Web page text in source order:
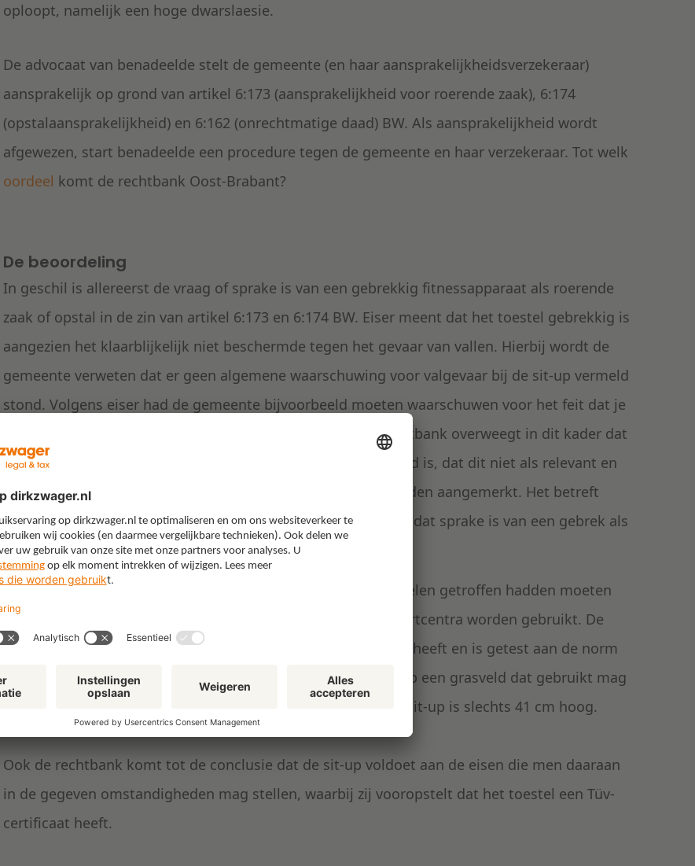
oploopt, namelijk een hoge dwarslaesie.
De advocaat van benadeelde stelt de gemeente (en haar aansprakelijkheidsverzekeraar)
aansprakelijk op grond van artikel 6:173 (aansprakelijkheid voor roerende zaak), 6:174
(opstalaansprakelijkheid) en 6:162 (onrechtmatige daad) BW. Als aansprakelijkheid wordt
afgewezen, start benadeelde een procedure tegen de gemeente en haar verzekeraar. Tot welk
oordeel komt de rechtbank Oost-Brabant?
De beoordeling
In geschil is allereerst de vraag of sprake is van een gebrekkig fitnessapparaat als roerende
zaak of opstal in de zin van artikel 6:173 en 6:174 BW. Eiser meent dat het toestel gebrekkig is
aangezien het klaarblijkelijk niet beschermde tegen het gevaar van vallen. Hierbij wordt de
gemeente verweten dat er geen algemene waarschuwing voor valgevaar bij de sit-up vermeld
stond. Volgens eiser had de gemeente bijvoorbeeld moeten waarschuwen voor het feit dat je
op het toestel makkelijk je evenwicht kunt verliezen. De rechtbank overweegt in dit kader dat
een dergelijke waarschuwing zo algemeen en vanzelfsprekend is, dat dit niet als relevant en
noodzakelijk voor het gebruik van het fitnesstoestel kan worden aangemerkt. Het betreft
geen relevante omstandigheid die kan leiden tot het oordeel dat sprake is van een gebrek als
bedoeld in artikel 6:173 of 6:174 BW.
Eiser stelt verder dat er aanvullende beschermende maatregelen getroffen hadden moeten
worden, zoals dit ook gebeurt bij fitnessapparaten die in sportcentra worden gebruikt. De
gemeente stelt daarentegen dat de sit-up een Tüv-certificaat heeft en is getest aan de norm
NEN-EN 16630. Daar komt bij dat het apparaat geplaatst is op een grasveld dat gebruikt mag
worden als ondergrond tot een valhoogte van 1,5 meter. De sit-up is slechts 41 cm hoog.
Ook de rechtbank komt tot de conclusie dat de sit-up voldoet aan de eisen die men daaraan
in de gegeven omstandigheden mag stellen, waarbij zij vooropstelt dat het toestel een Tüv-
certificaat heeft.